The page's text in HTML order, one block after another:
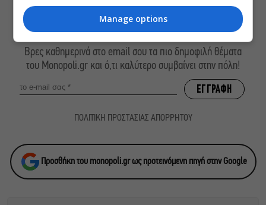
ΕΓΓΡΑΦΕΙΤΕ ΣΤΟ NEWSLETTER ΜΑΣ
Βρες καθημερινά στο email σου τα πιο δημοφιλή θέματα
του Monopoli.gr και ό,τι καλύτερο συμβαίνει στην πόλη!
ΠΟΛΙΤΙΚΗ ΠΡΟΣΤΑΣΙΑΣ ΑΠΟΡΡΗΤΟΥ
Προσθήκη του monopoli.gr ως προτεινόμενη πηγή στην Google
Manage options